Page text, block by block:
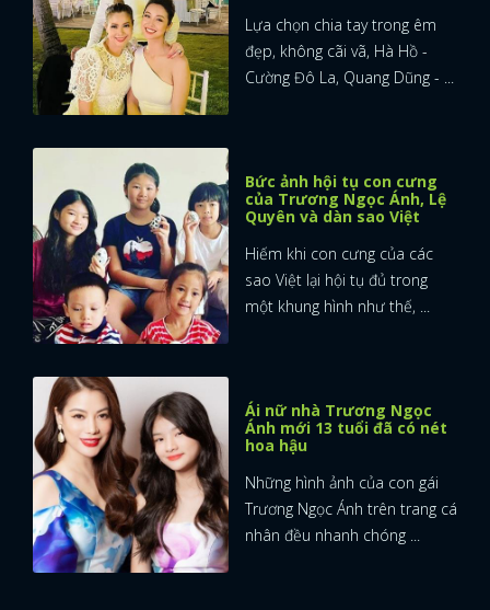
Lựa chọn chia tay trong êm
đẹp, không cãi vã, Hà Hồ -
Cường Đô La, Quang Dũng - ...
Bức ảnh hội tụ con cưng
của Trương Ngọc Ánh, Lệ
Quyên và dàn sao Việt
Hiếm khi con cưng của các
sao Việt lại hội tụ đủ trong
một khung hình như thế, ...
Ái nữ nhà Trương Ngọc
Ánh mới 13 tuổi đã có nét
hoa hậu
Những hình ảnh của con gái
Trương Ngọc Ánh trên trang cá
nhân đều nhanh chóng ...